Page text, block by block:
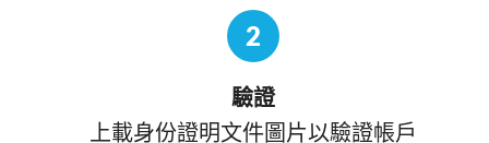
2
驗證
上載身份證明文件圖片以驗證帳戶